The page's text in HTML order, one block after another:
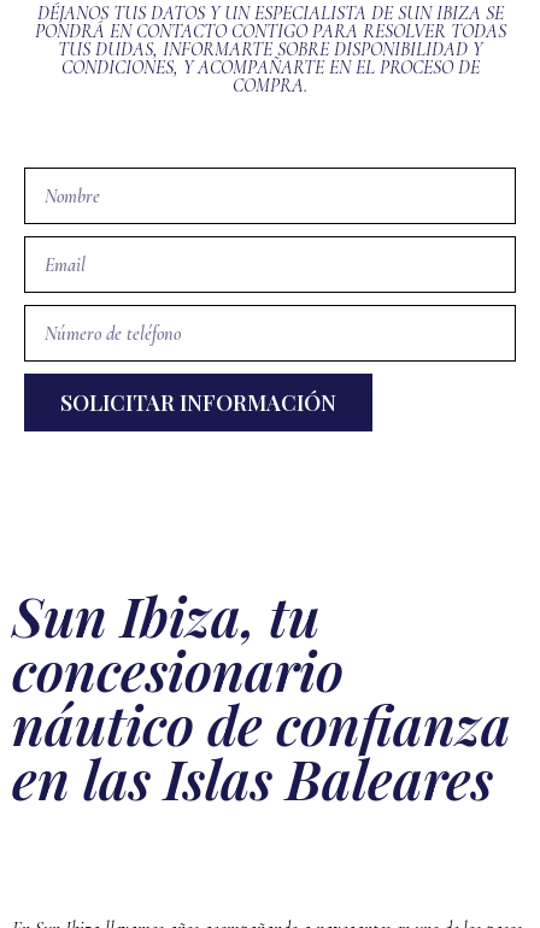
DÉJANOS TUS DATOS Y UN ESPECIALISTA DE SUN IBIZA SE
PONDRÁ EN CONTACTO CONTIGO PARA RESOLVER TODAS
TUS DUDAS, INFORMARTE SOBRE DISPONIBILIDAD Y
CONDICIONES, Y ACOMPAÑARTE EN EL PROCESO DE
COMPRA.
SOLICITAR INFORMACIÓN
Sun Ibiza, tu
concesionario
náutico de confianza
en las Islas Baleares